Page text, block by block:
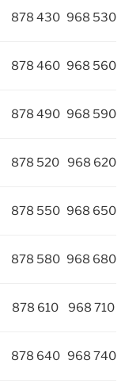
878 430 968 530
878 460 968 560
878 490 968 590
878 520 968 620
878 550 968 650
878 580 968 680
878 610 968 710
878 640 968 740